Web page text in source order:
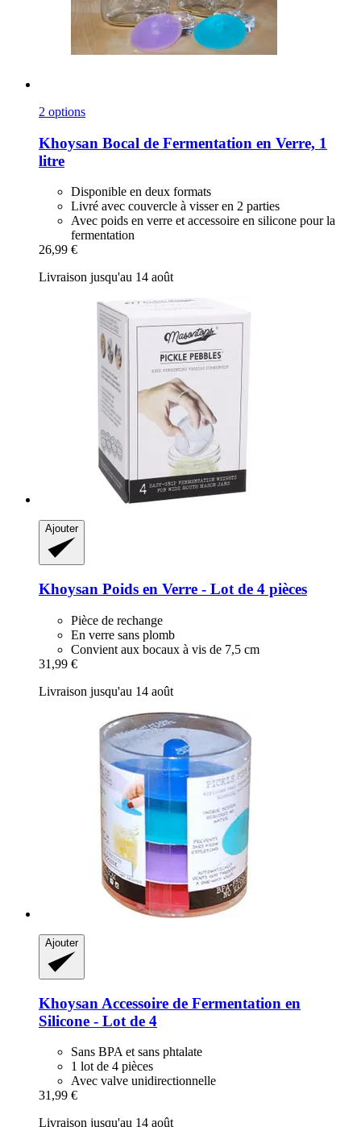
2 options
Khoysan Bocal de Fermentation en Verre, 1
litre
Disponible en deux formats
Livré avec couvercle à visser en 2 parties
Avec poids en verre et accessoire en silicone pour la
fermentation
26,99 €
Livraison jusqu'au 14 août
Ajouter
Khoysan Poids en Verre -​ Lot de 4 pièces
Pièce de rechange
En verre sans plomb
Convient aux bocaux à vis de 7,5 cm
31,99 €
Livraison jusqu'au 14 août
Ajouter
Khoysan Accessoire de Fermentation en
Silicone -​ Lot de 4
Sans BPA et sans phtalate
1 lot de 4 pièces
Avec valve unidirectionnelle
31,99 €
Livraison jusqu'au 14 août